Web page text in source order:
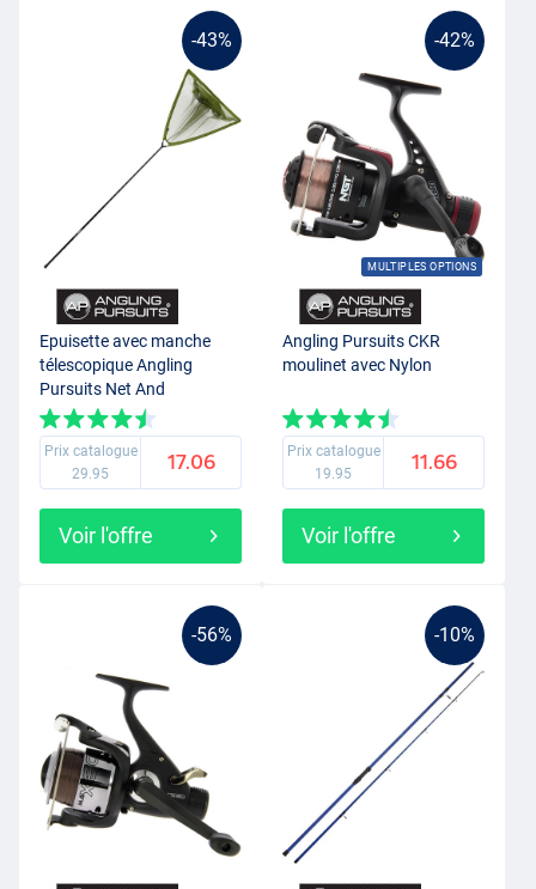
-43%
Epuisette avec manche
télescopique Angling
Pursuits Net And
Telescopic Handle Combo
Prix catalogue
29.95
17.06
Voir l'offre
-42%
MULTIPLES OPTIONS
Angling Pursuits CKR
moulinet avec Nylon
Prix catalogue
19.95
11.66
Voir l'offre
-56% -10%